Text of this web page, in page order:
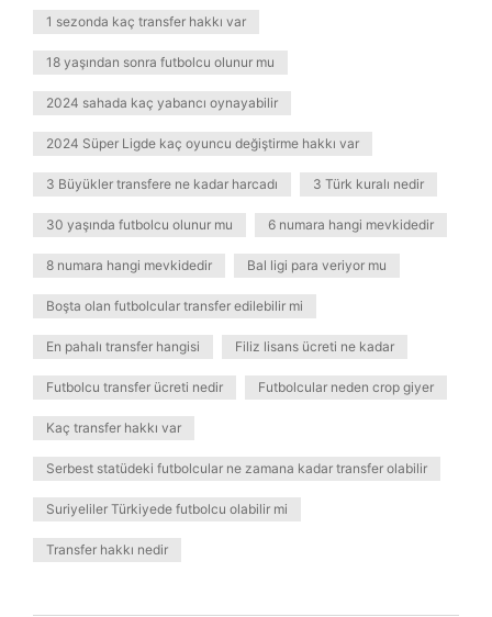
1 sezonda kaç transfer hakkı var
18 yaşından sonra futbolcu olunur mu
2024 sahada kaç yabancı oynayabilir
2024 Süper Ligde kaç oyuncu değiştirme hakkı var
3 Büyükler transfere ne kadar harcadı 3 Türk kuralı nedir
30 yaşında futbolcu olunur mu 6 numara hangi mevkidedir
8 numara hangi mevkidedir Bal ligi para veriyor mu
Boşta olan futbolcular transfer edilebilir mi
En pahalı transfer hangisi Filiz lisans ücreti ne kadar
Futbolcu transfer ücreti nedir Futbolcular neden crop giyer
Kaç transfer hakkı var
Serbest statüdeki futbolcular ne zamana kadar transfer olabilir
Suriyeliler Türkiyede futbolcu olabilir mi
Transfer hakkı nedir